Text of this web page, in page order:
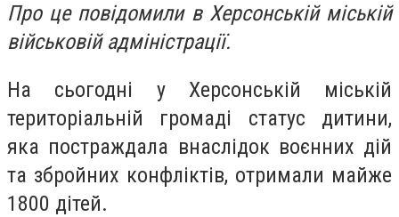
Про це повідомили в Херсонській міській
військовій адміністрації.
На сьогодні у Херсонській міській
територіальній громаді статус дитини,
яка постраждала внаслідок воєнних дій
та збройних конфліктів, отримали майже
1800 дітей.